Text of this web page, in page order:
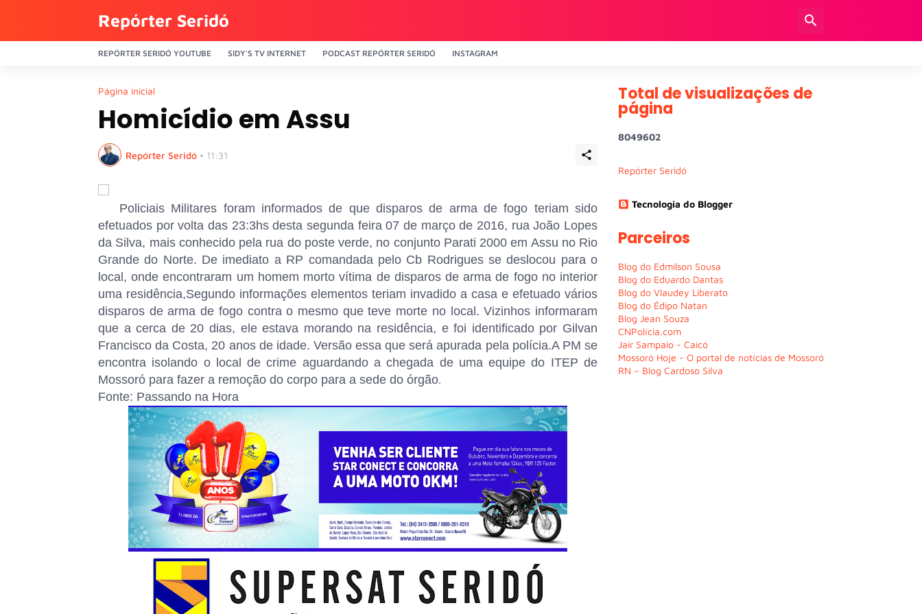
Repórter Seridó
REPÓRTER SERIDÓ YOUTUBE SIDY'S TV INTERNET PODCAST REPÓRTER SERIDÓ INSTAGRAM
Página inicial
Homicídio em Assu
Repórter Seridó • 11:31
Policiais Militares foram informados de que disparos de arma de fogo teriam sido
efetuados por volta das 23:3hs desta segunda feira 07 de março de 2016, rua João Lopes
da Silva, mais conhecido pela rua do poste verde, no conjunto Parati 2000 em Assu no Rio
Grande do Norte. De imediato a RP comandada pelo Cb Rodrigues se deslocou para o
local, onde encontraram um homem morto vítima de disparos de arma de fogo no interior
uma residência,Segundo informações elementos teriam invadido a casa e efetuado vários
disparos de arma de fogo contra o mesmo que teve morte no local. Vizinhos informaram
que a cerca de 20 dias, ele estava morando na residência, e foi identificado por Gilvan
Francisco da Costa, 20 anos de idade. Versão essa que será apurada pela polícia.A PM se
encontra isolando o local de crime aguardando a chegada de uma equipe do ITEP de
Mossoró para fazer a remoção do corpo para a sede do órgão.
Fonte: Passando na Hora
Total de visualizações de
página
8049602
Repórter Seridó
Tecnologia do Blogger
Parceiros
Blog do Edmilson Sousa
Blog do Eduardo Dantas
Blog do Vlaudey Liberato
Blog do Édipo Natan
Blog Jean Souza
CNPolícia.com
Jair Sampaio - Caicó
Mossoró Hoje - O portal de notícias de Mossoró
RN – Blog Cardoso Silva